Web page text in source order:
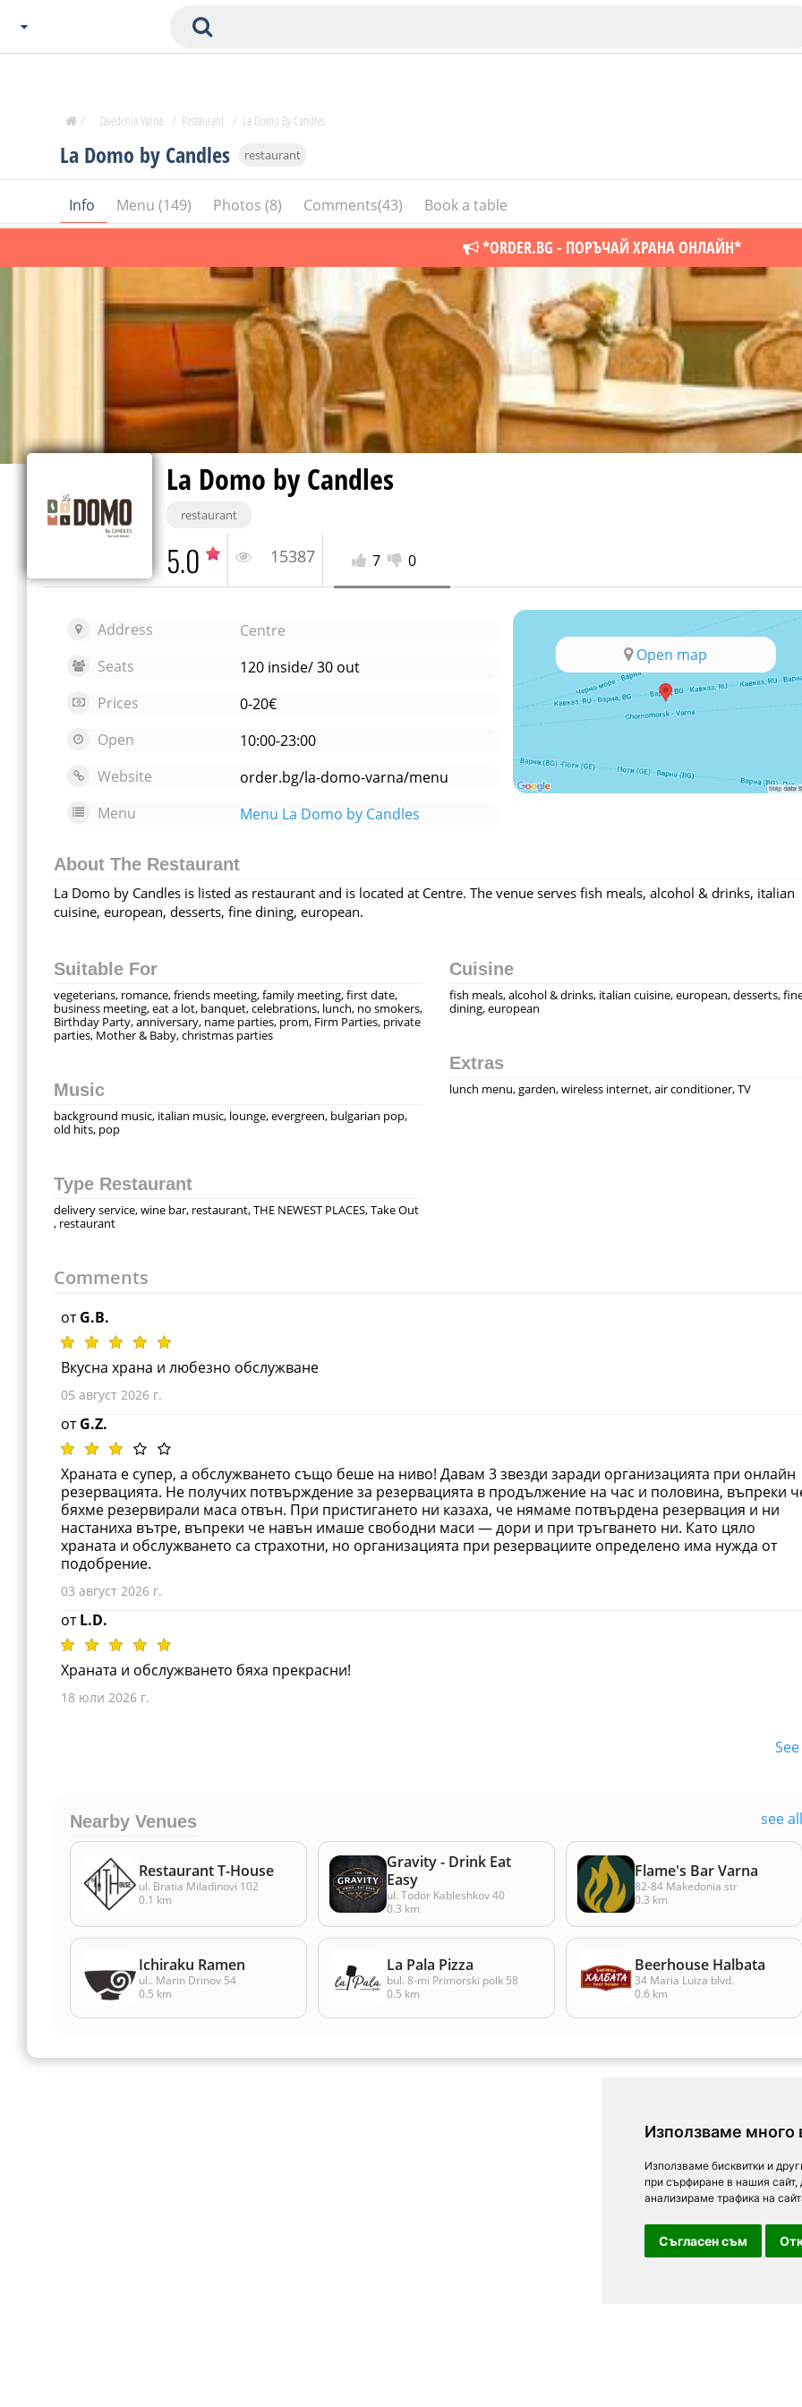
Използваме много
Използваме бисквитки и
при сърфиране в нашия
анализираме трафика на
Съгласен съм
Plovdiv
Burgas
SOFIA
Plovdiv
Veliko Tarnovo
Basnko
La Domo by Candles restaurant
Info Menu (149) Photos (8) Comments(43) Book a table
/ Zavedenia Varna / Restaurant / La Domo By Candles
*ORDER.BG - ПОРЪЧАЙ ХРАНА ОНЛАЙН*
La Domo by Candles
restaurant
5.0 15387 7 0
Address
Centre
Seats
120 inside/ 30 out
Prices
0-20€
Open
10:00-23:00
Website
order.bg/la-domo-varna/menu
Menu
Menu La Domo by Candles
Open map
About The Restaurant
La Domo by Candles is listed as restaurant and is located at Centre. The venue serves fish meals, alcohol & drinks, italian
cuisine, european, desserts, fine dining, european.
Suitable For
vegeterians, romance, friends meeting, family meeting, first date,
business meeting, eat a lot, banquet, celebrations, lunch, no smokers,
Birthday Party, anniversary, name parties, prom, Firm Parties, private
parties, Mother & Baby, christmas parties
Music
background music, italian music, lounge, evergreen, bulgarian pop,
old hits, pop
Type Restaurant
delivery service, wine bar, restaurant, THE NEWEST PLACES, Take Out
, restaurant
Cuisine
fish meals, alcohol & drinks, italian cuisine, european, desserts,
dining, european
Extras
lunch menu, garden, wireless internet, air conditioner, TV
Comments
отG.B.
Вкусна храна и любезно обслужване
05 август 2026 г.
отG.Z.
Храната е супер, а обслужването също беше на ниво! Давам 3 звезди заради организацията при онлайн
резервацията. Не получих потвърждение за резервацията в продължение на час и половина, въпреки
бяхме резервирали маса отвън. При пристигането ни казаха, че нямаме потвърдена резервация и ни
настаниха вътре, въпреки че навън имаше свободни маси — дори и при тръгването ни. Като цяло
храната и обслужването са страхотни, но организацията при резервациите определено има нужда от
подобрение.
03 август 2026 г.
отL.D.
Храната и обслужването бяха прекрасни!
18 юли 2026 г.
Nearby Venues see all
Restaurant T-House
ul. Bratia Miladinovi 102
0.1 km
Gravity - Drink Eat
Easy
ul. Todor Kableshkov 40
0.3 km
Flame's Bar Varna
82-84 Makedonia str
0.3 km
Ichiraku Ramen
ul.. Marin Drinov 54
0.5 km
La Pala Pizza
bul. 8-mi Primorski polk 58
0.5 km
Beerhouse Halbata
34 Maria Luiza blvd.
0.6 km